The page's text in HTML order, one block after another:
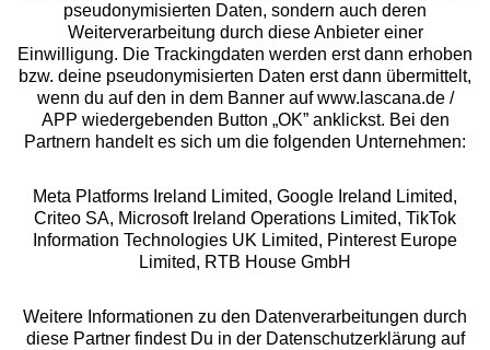
Über uns
Rechtliches
Alle Preise inkl. MwSt., zzgl.
Versandkosten
** Bonität vorausgesetzt, berechtigt zur Bonitätsprüfung
pseudonymisierten Daten, sondern auch deren
Weiterverarbeitung durch diese Anbieter einer
Einwilligung. Die Trackingdaten werden erst dann erhoben
bzw. deine pseudonymisierten Daten erst dann übermittelt,
wenn du auf den in dem Banner auf www.lascana.de /
APP wiedergebenden Button „OK” anklickst. Bei den
Partnern handelt es sich um die folgenden Unternehmen:
Meta Platforms Ireland Limited, Google Ireland Limited,
Criteo SA, Microsoft Ireland Operations Limited, TikTok
Information Technologies UK Limited, Pinterest Europe
Limited, RTB House GmbH
Weitere Informationen zu den Datenverarbeitungen durch
diese Partner findest Du in der Datenschutzerklärung auf